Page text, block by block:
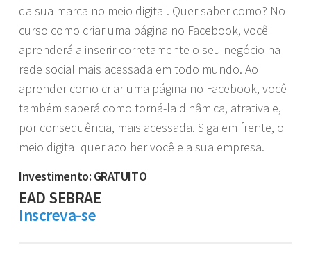
da sua marca no meio digital. Quer saber como? No
curso como criar uma página no Facebook, você
aprenderá a inserir corretamente o seu negócio na
rede social mais acessada em todo mundo. Ao
aprender como criar uma página no Facebook, você
também saberá como torná-la dinâmica, atrativa e,
por consequência, mais acessada. Siga em frente, o
meio digital quer acolher você e a sua empresa.
Investimento: GRATUITO
EAD SEBRAE
Inscreva-se